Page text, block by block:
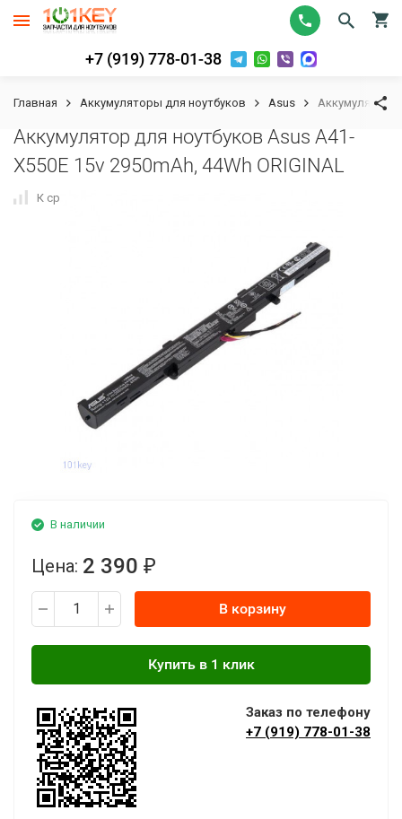
+7 (919) 778-01-38
Главная Аккумуляторы для ноутбуков Asus Аккумулятор
Аккумулятор для ноутбуков Asus A41-
X550E 15v 2950mAh, 44Wh ORIGINAL
К сравнению
В наличии
Цена: 2 390 ₽
В корзину
Заказ по телефону
+7 (919) 778-01-38